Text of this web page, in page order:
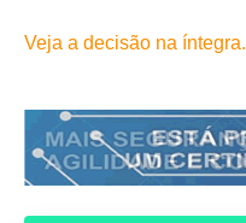
Veja a decisão na íntegra.